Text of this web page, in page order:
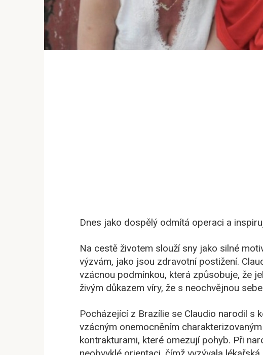
Dnes jako dospělý odmítá operaci a
Na cestě životem slouží sny jako silné
výzvám, jako jsou zdravotní postižení.
vzácnou podmínkou, která způsobuje, že
živým důkazem víry, že s neochvějnou
Pocházející z Brazílie se Claudio narodil s
vzácným onemocněním
kontrakturami, které omezují pohyb. Při